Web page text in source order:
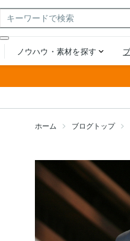
ホーム ブログトップ